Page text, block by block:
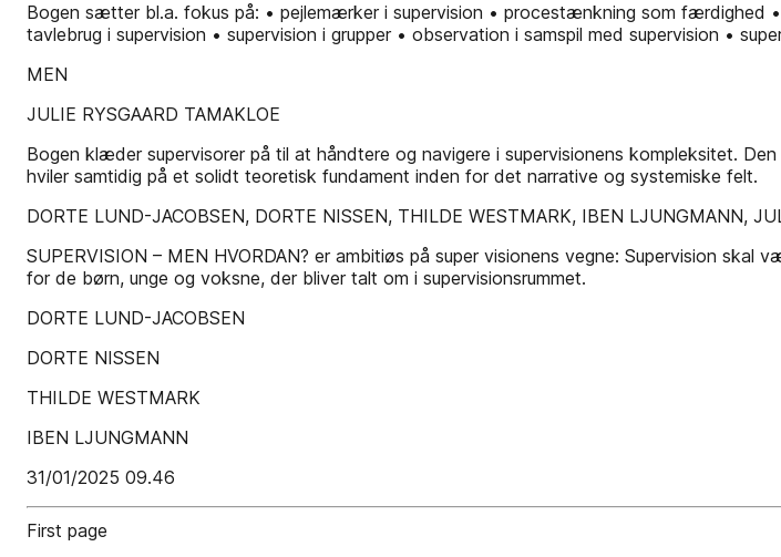
Bogen sætter bl.a. fokus på: • pejlemærker i supervision • procestænkning som færdighed
tavlebrug i supervision • supervision i grupper • observation i samspil med supervision •
MEN
JULIE RYSGAARD TAMAKLOE
Bogen klæder supervisorer på til at håndtere og navigere i supervisionens kompleksitet.
hviler samtidig på et solidt teoretisk fundament inden for det narrative og systemiske felt.
DORTE LUND-JACOBSEN, DORTE NISSEN, THILDE WESTMARK, IBEN LJUNGMANN,
SUPERVISION – MEN HVORDAN? er ambitiøs på super­ visionens vegne: Supervision
for de børn, unge og voksne, der bliver talt om i supervisionsrummet.
DORTE LUND-JACOBSEN
DORTE NISSEN
THILDE WESTMARK
IBEN LJUNGMANN
31/01/2025 09.46
First page